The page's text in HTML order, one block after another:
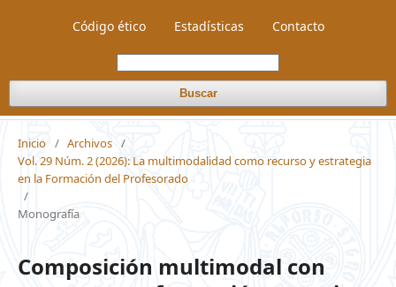
Código ético Estadísticas Contacto
Buscar
Inicio / Archivos /
Vol. 29 Núm. 2 (2026): La multimodalidad como recurso y estrategia
en la Formación del Profesorado
/
Monografía
Composición multimodal con